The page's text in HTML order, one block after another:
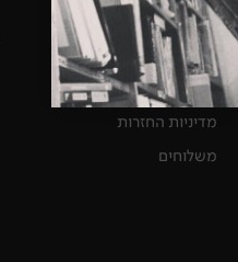
חיפוש
על האחים גרין
תקנון האתר
מדיניות החזרות
משלוחים